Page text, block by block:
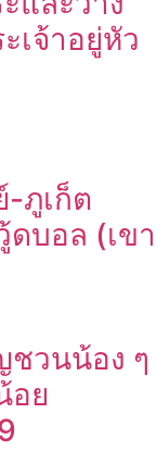
เจ้าอยู่หัว
-ภูเก็ต
ดบอล (เขา
ชวนน้อง ๆ
อย